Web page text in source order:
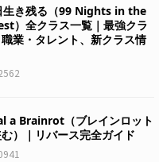
生き残る（99 Nights in the
）全クラス一覧｜最強クラ
業・タレント、新クラス情
a Brainrot（ブレインロット
）｜リバース完全ガイド